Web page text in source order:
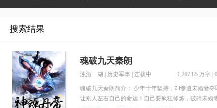
搜索结果
魂破九天秦朗
浊酒一湖 历史军事 | 连载中 1,207.85 万字
魂破九天秦朗简介： 少年十年坚持，却惨遭未婚妻
让别人左右自己的命运！自己要疯狂修炼，破碎未